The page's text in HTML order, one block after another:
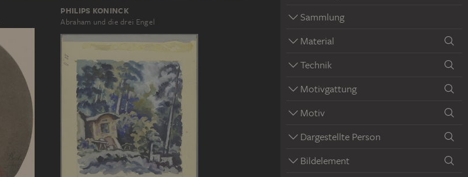
Sammlung
Material
Technik
Motivgattung
Motiv
Dargestellte Person
Bildelement
PHILIPS KONINCK
Abraham und die drei Engel